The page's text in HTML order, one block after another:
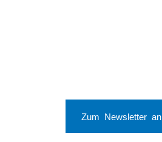
Zum Newsletter